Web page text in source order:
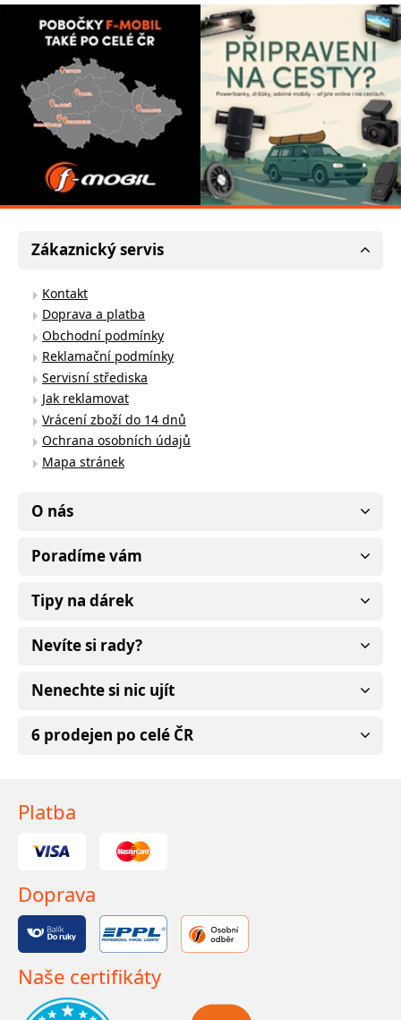
Zákaznický servis
Kontakt
Doprava a platba
Obchodní podmínky
Reklamační podmínky
Servisní střediska
Jak reklamovat
Vrácení zboží do 14 dnů
Ochrana osobních údajů
Mapa stránek
O nás
Poradíme vám
Tipy na dárek
Nevíte si rady?
Nenechte si nic ujít
6 prodejen po celé ČR
Platba
Doprava
Naše certifikáty